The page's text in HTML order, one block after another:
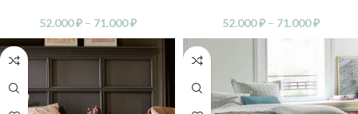
52.000₽ – 71.000₽ 52.000₽ – 71.000₽